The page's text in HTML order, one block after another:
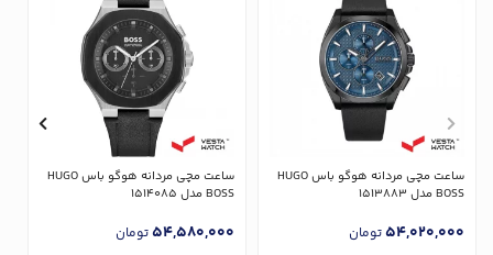
ساعت مچی مردانه هوگو باس HUGO
BOSS مدل 1513883
54,020,000تومان
ساعت مچی مردانه هوگو باس HUGO
BOSS مدل 1514085
54,580,000تومان